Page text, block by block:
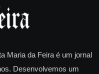
Maria da Feira é um jornal
Desenvolvemos um